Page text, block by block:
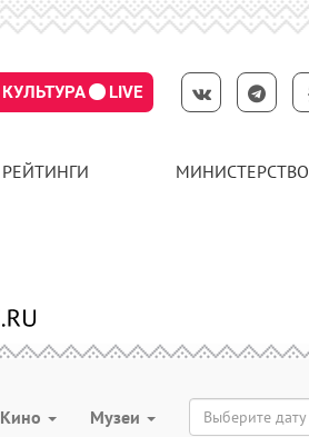
КУЛЬТУРА LIVE
РЕЙТИНГИ МИНИСТЕРСТВО
Кино Музеи